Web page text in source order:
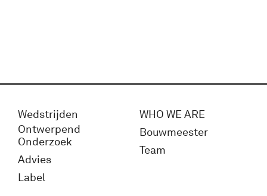
Wedstrijden
Ontwerpend
Onderzoek
Advies
Label
WHO WE ARE
Bouwmeester
Team